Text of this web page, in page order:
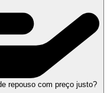
repouso com preço justo?